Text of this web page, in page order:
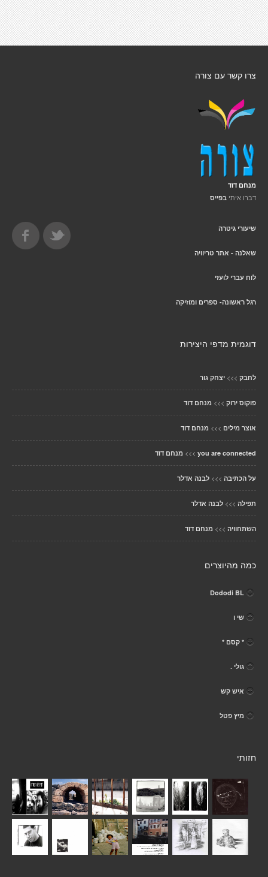
צרו קשר עם צורה
מנחם דוד
דברו איתי בפייס
שיעורי גיטרה
שאלנה - אתר טריוויה
לוח עברי לועזי
רגל ראשונה- ספרים ומוזיקה
דוגמית מדפי היצירות
לחבק >>> יצחק גור
פוקוס ירוק >>> מנחם דוד
אוצר מילים >>> מנחם דוד
you are connected
>>> מנחם דוד
על הכתיבה >>> לבנה אדלר
תפילה >>> לבנה אדלר
השתחוויה >>> מנחם דוד
כמה מהיוצרים
Dododi BL
שי ו
* קסם *
גולי .
איש קש
מיץ פטל
חזותי